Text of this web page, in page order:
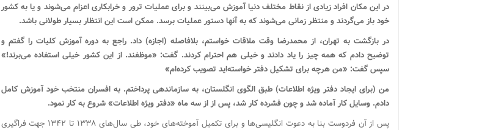
در این مکان افراد زیادی از نقاط مختلف دنیا آموزش می‌بینند و برای عملیات ترور و خرابکاری اعزام می‌شوند و یا به کشور
خود باز می‌گردند و منتظر زمانی می‌شوند که به آنها دستور عملیات برسد. ممکن است این انتظار بسیار طولانی باشد.
در بازگشت به تهران، از محمدرضا وقت ملاقات خواستم، بلافاصله (اجازه) داد. راجع به دوره آموزش کلیات را گفتم و
توضیح دادم که همه چیز را یاد دادند و خیلی هم احترام کردند. گفت: «موظفند. از این کشور خیلی استفاده می‌برند!»
سپس گفت: «من هرچه برای تشکیل دفتر خواسته‌اید تصویب کرده‌ام»
من (برای ایجاد دفتر ویژه اطلاعات) طبق الگوی انگلستان، به سازماندهی پرداختم. به افسران منتخب خود آموزش کامل
دادم. وسایل کار آماده شد و چون فشرده کار شد، پس از از سه ماه «دفتر ویژه اطلاعات» شروع به کار نمود.
پس از آن فردوست بنا به دعوت انگلیسی‌ها و برای تکمیل آموخته‌های خود، طی سال‌های ۱۳۳۸ تا ۱۳۴۲ جهت فراگیری